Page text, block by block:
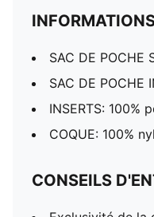
SAC DE POCHE
SAC DE POCHE
INSERTS: 100%
COQUE: 100%
CONSEILS